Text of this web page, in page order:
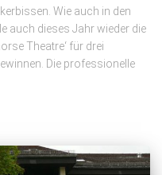
Wie auch in den
auch dieses Jahr wieder die
Theatre‘ für drei
Die professionelle